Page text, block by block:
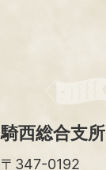
騎西総合支所
〒347-0192